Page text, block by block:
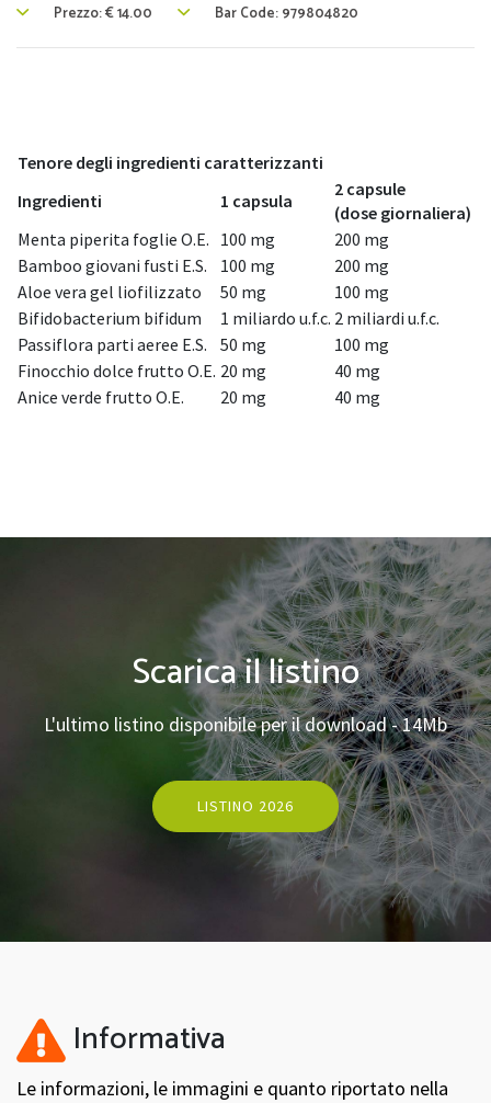
Prezzo:€14.00 Bar Code: 979804820
Tenore degli ingredienti caratterizzanti
Ingredienti
1 capsula
2 capsule
(dose giornaliera)
Menta piperita foglie O.E. 100 mg
200 mg
Bamboo giovani fusti E.S.
100 mg
200 mg
Aloe vera gel liofilizzato
50 mg
100 mg
Bifidobacterium bifidum
1 miliardo u.f.c. 2 miliardi u.f.c.
Passiflora parti aeree E.S.
50 mg
100 mg
Finocchio dolce frutto O.E. 20 mg
40 mg
Anice verde frutto O.E.
20 mg 40 mg
Scarica il listino
L'ultimo listino disponibile per il download - 14Mb
LISTINO 2026
Informativa
Le informazioni, le immagini e quanto riportato nella